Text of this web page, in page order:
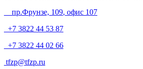
пр.Фрунзе, 109, офис 107
+7 3822 44 53 87
+7 3822 44 02 66
tfzp@tfzp.ru